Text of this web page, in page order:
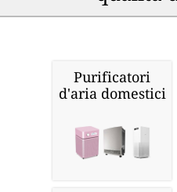
Purificatori
d'aria domestici